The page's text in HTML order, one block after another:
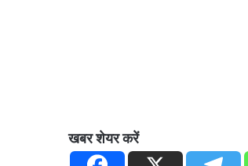
खबर शेयर करें